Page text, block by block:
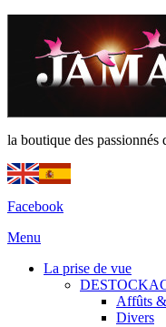
la boutique des passionnés
Facebook
Menu
La prise de vue
Affûts &
Divers